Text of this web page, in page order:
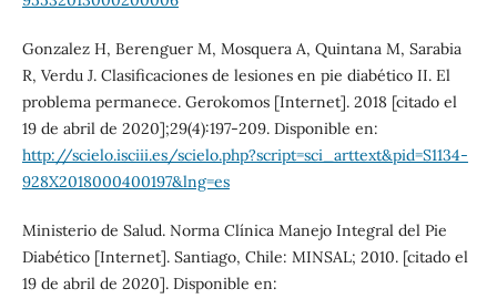
Gonzalez H, Berenguer M, Mosquera A, Quintana M, Sarabia
R, Verdu J. Clasificaciones de lesiones en pie diabético II. El
problema permanece. Gerokomos [Internet]. 2018 [citado el
19 de abril de 2020];29(4):197-209. Disponible en:
http://scielo.isciii.es/scielo.php?script=sci_arttext&pid=S1134-
928X2018000400197&lng=es
Ministerio de Salud. Norma Clínica Manejo Integral del Pie
Diabético [Internet]. Santiago, Chile: MINSAL; 2010. [citado el
19 de abril de 2020]. Disponible en: